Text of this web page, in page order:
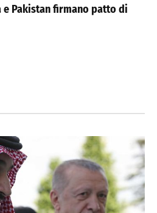
e Pakistan firmano patto di